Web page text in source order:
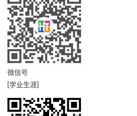
微信号
[学业生涯]